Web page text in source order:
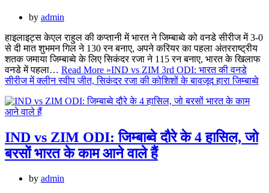
by admin
हाइलाइट्स केएल राहुल की कप्तानी में भारत ने जिम्बाब्वे को वनडे सीरीज में 3-0
से दी मात शुभमन गिल ने 130 रन बनाए, अपने करियर का पहला अंतरराष्ट्रीय
शतक जमाया जिम्बाब्वे के लिए सिकंदर रजा ने 115 रन बनाए, भारत के खिलाफ
वनडे में पहला… Read More »IND vs ZIM 3rd ODI: भारत की वनडे
सीरीज में क्लीन स्वीप जीत, सिकंदर रजा की कोशिशों के बावजूद हारा जिम्बाब्वे
IND vs ZIM ODI: जिम्बाब्वे दौरे के 4 हासिल, जो
बरसों भारत के काम आने वाले हैं
by admin